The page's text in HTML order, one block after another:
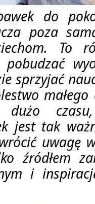
do
poza
To
sprzyjać
małego
jest tak
uwagę
źródłem
i